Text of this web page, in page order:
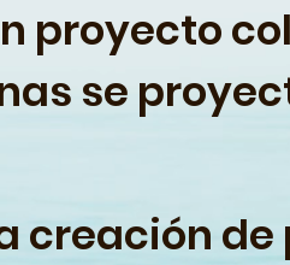
proyecto
se
creación